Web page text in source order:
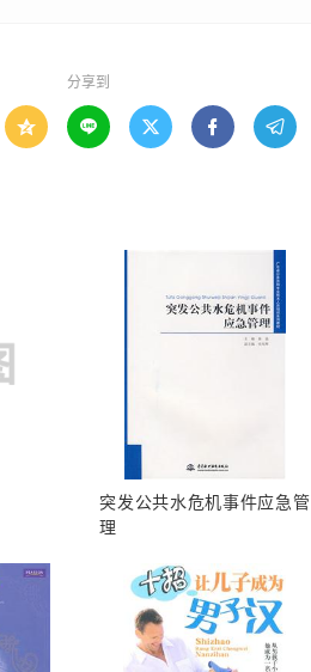
分享到
    
突发公共水危机事件应急管
理